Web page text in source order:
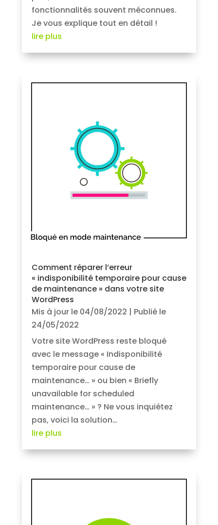
fonctionnalités souvent méconnues.
Je vous explique tout en détail !
lire plus
Comment réparer l’erreur
« indisponibilité temporaire pour cause
de maintenance » dans votre site
WordPress
Mis à jour le 04/08/2022 | Publié le
24/05/2022
Votre site WordPress reste bloqué
avec le message « Indisponibilité
temporaire pour cause de
maintenance… » ou bien « Briefly
unavailable for scheduled
maintenance… » ? Ne vous inquiétez
pas, voici la solution…
lire plus